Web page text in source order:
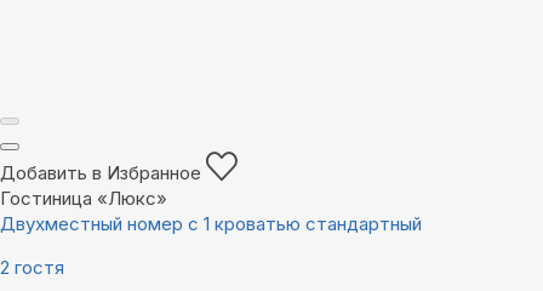
Добавить в Избранное
Гостиница «Люкс»
Двухместный номер с 1 кроватью стандартный
2 гостя